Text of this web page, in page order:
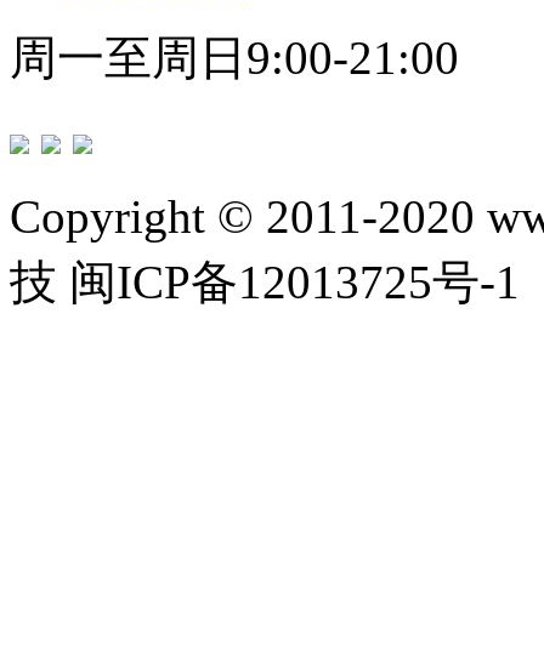
周一至周日9:00-21:00
Copyright © 2011-2020
技 闽ICP备12013725号-1